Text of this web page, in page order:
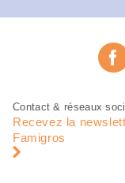
Pied
page
Navigation
pied
Contact & réseaux
Recevez la
Famigros